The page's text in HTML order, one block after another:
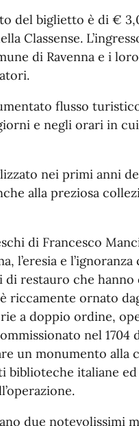
del biglietto è di €
Classense.
di Ravenna e i
flusso
e negli orari in cui
nei primi anni
alla preziosa
di Francesco
l’eresia e
restauro che
riccamente ornato
a doppio ordine,
nel 1704
un monumento alla
biblioteche italiane
due notevolissimi